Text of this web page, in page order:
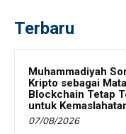
Terbaru
Muhammadiyah
Kripto sebagai
Blockchain Tetap
untuk
07/08/2026